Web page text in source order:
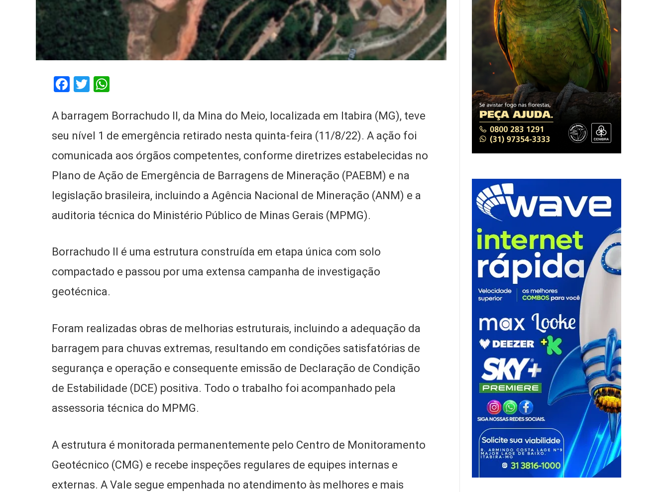
Facebook
Twitter
A barragem Borrachudo II, da Mina do Meio, localizada em Itabira (MG), teve
seu nível 1 de emergência retirado nesta quinta-feira (11/8/22). A ação foi
comunicada aos órgãos competentes, conforme diretrizes estabelecidas no
Plano de Ação de Emergência de Barragens de Mineração (PAEBM) e na
legislação brasileira, incluindo a Agência Nacional de Mineração (ANM) e a
auditoria técnica do Ministério Público de Minas Gerais (MPMG).
Borrachudo II é uma estrutura construída em etapa única com solo
compactado e passou por uma extensa campanha de investigação
geotécnica.
Foram realizadas obras de melhorias estruturais, incluindo a adequação da
barragem para chuvas extremas, resultando em condições satisfatórias de
segurança e operação e consequente emissão de Declaração de Condição
de Estabilidade (DCE) positiva. Todo o trabalho foi acompanhado pela
assessoria técnica do MPMG.
A estrutura é monitorada permanentemente pelo Centro de Monitoramento
Geotécnico (CMG) e recebe inspeções regulares de equipes internas e
externas. A Vale segue empenhada no atendimento às melhores e mais